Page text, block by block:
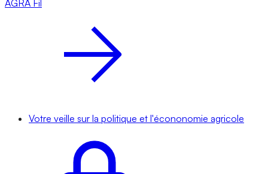
AGRA Fil
Votre veille sur la politique et l'écononomie agricole